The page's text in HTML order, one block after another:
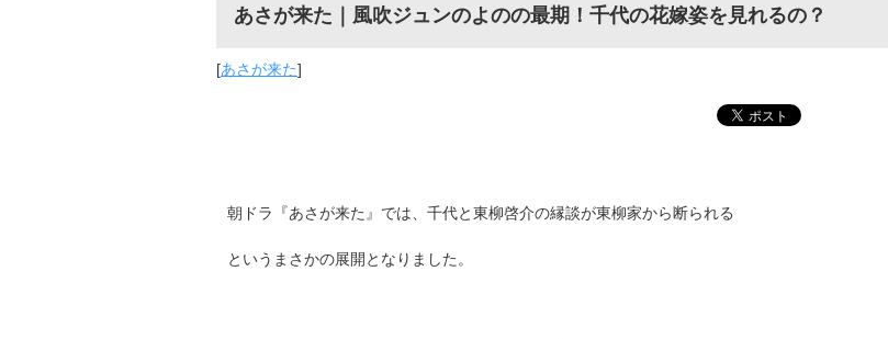
あさが来た｜風吹ジュンのよのの最期！千代の花嫁姿を見れるの？
[あさが来た]
朝ドラ『あさが来た』では、千代と東柳啓介の縁談が東柳家から断られる
というまさかの展開となりました。